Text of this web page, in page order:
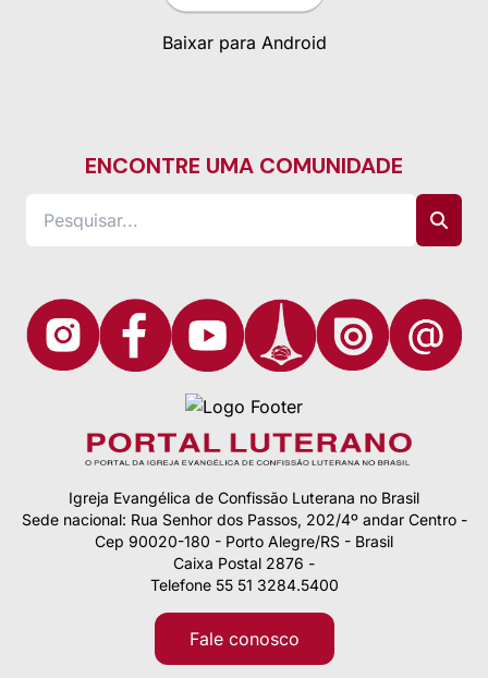
Baixar para Android
ENCONTRE UMA COMUNIDADE
Igreja Evangélica de Confissão Luterana no Brasil
Sede nacional: Rua Senhor dos Passos, 202/4º andar Centro -
Cep 90020-180 - Porto Alegre/RS - Brasil
Caixa Postal 2876 -
Telefone 55 51 3284.5400
Fale conosco